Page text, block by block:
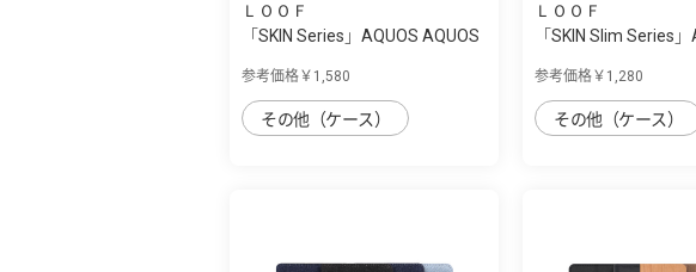
ＬＯＯＦ
「SKIN Series」AQUOS AQUOS
参考価格￥1,580
その他（ケース）
ＬＯＯＦ
「SKIN Slim Series
参考価格￥1,280
その他（ケース）